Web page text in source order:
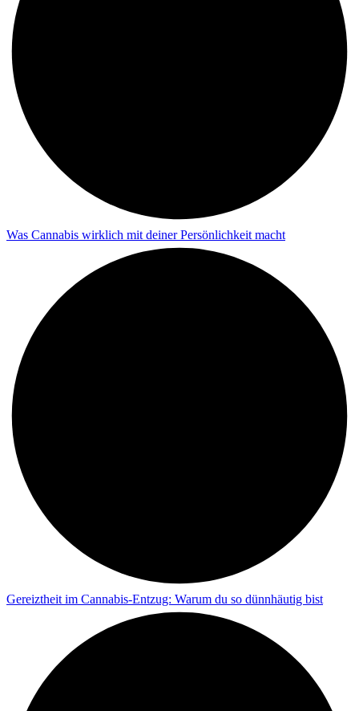
Was Cannabis wirklich mit deiner Persönlichkeit macht
Gereiztheit im Cannabis-Entzug: Warum du so dünnhäutig bist